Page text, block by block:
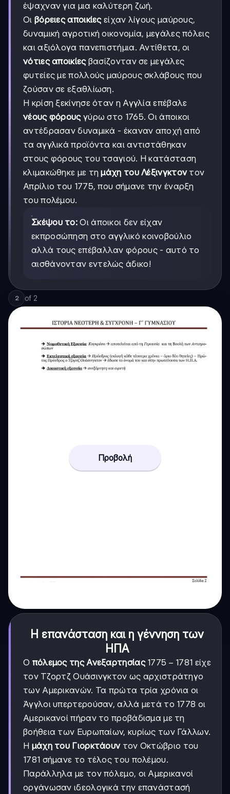
έψαχναν για μια καλύτερη ζωή.
Οι βόρειες αποικίεςείχαν λίγους μαύρους,
δυναμική αγροτική οικονομία, μεγάλες πόλεις
και αξιόλογα πανεπιστήμια. Αντίθετα, οι
νότιες αποικίεςβασίζονταν σε μεγάλες
φυτείες με πολλούς μαύρους σκλάβους που
ζούσαν σε εξαθλίωση.
Η κρίση ξεκίνησε όταν η Αγγλία επέβαλε
νέους φόρουςγύρω στο 1765. Οι άποικοι
αντέδρασαν δυναμικά - έκαναν αποχή από
τα αγγλικά προϊόντα και αντιστάθηκαν
στους φόρους του τσαγιού. Η κατάσταση
κλιμακώθηκε με τημάχη του Λέξινγκτοντον
Απρίλιο του 1775, που σήμανε την έναρξη
του πολέμου.
Σκέψου το: Οι άποικοι δεν είχαν
εκπροσώπηση στο αγγλικό κοινοβούλιο
αλλά τους επέβαλλαν φόρους - αυτό το
αισθάνονταν εντελώς άδικο!
2 of 2
Προβολή
Η επανάσταση και η γέννηση των
ΗΠΑ
Ο πόλεμος της Ανεξαρτησίας 1775-
1781
1775 − 1781 είχε
τον Τζορτζ Ουάσινγκτον ως αρχιστράτηγο
των Αμερικανών. Τα πρώτα τρία χρόνια οι
Άγγλοι υπερτερούσαν, αλλά μετά το 1778 οι
Αμερικανοί πήραν το προβάδισμα με τη
βοήθεια των Ευρωπαίων, κυρίως των Γάλλων.
Η μάχη του Γιορκτάουντον Οκτώβριο του
1781 σήμανε το τέλος του πολέμου.
Παράλληλα με τον πόλεμο, οι Αμερικανοί
οργάνωσαν ιδεολογικά την επανάστασή